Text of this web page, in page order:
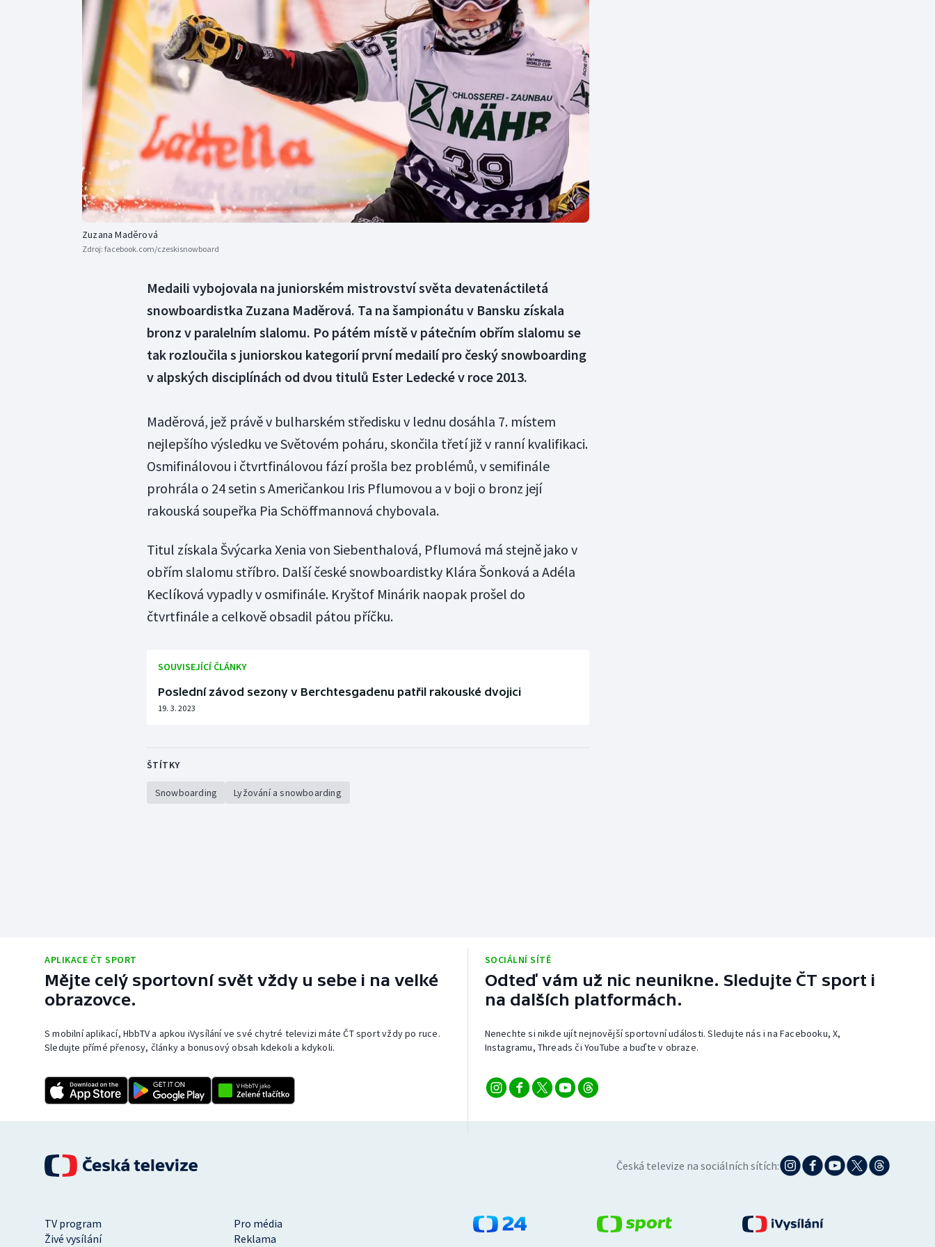
Dostihy
Florbal
Golf
Gymnastika
Moderní pětiboj
Motorsport
Olympijské hry
Parasport
Plavání
Plážový volejbal
Triatlon
Veslování
Vodní slalom
Volejbal
Ostatní
Zuzana Maděrová
Zdroj: facebook.com/czeskisnowboard
Medaili vybojovala na juniorském mistrovství světa devatenáctiletá
snowboardistka Zuzana Maděrová. Ta na šampionátu v Bansku získala
bronz v paralelním slalomu. Po pátém místě v pátečním obřím slalomu se
tak rozloučila s juniorskou kategorií první medailí pro český snowboarding
v alpských disciplínách od dvou titulů Ester Ledecké v roce 2013.
Maděrová, jež právě v bulharském středisku v lednu dosáhla 7. místem
nejlepšího výsledku ve Světovém poháru, skončila třetí již v ranní kvalifikaci.
Osmifinálovou i čtvrtfinálovou fází prošla bez problémů, v semifinále
prohrála o 24 setin s Američankou Iris Pflumovou a v boji o bronz její
rakouská soupeřka Pia Schöffmannová chybovala.
Titul získala Švýcarka Xenia von Siebenthalová, Pflumová má stejně jako v
obřím slalomu stříbro. Další české snowboardistky Klára Šonková a Adéla
Keclíková vypadly v osmifinále. Kryštof Minárik naopak prošel do
čtvrtfinále a celkově obsadil pátou příčku.
SOUVISEJÍCÍ ČLÁNKY
Poslední závod sezony v Berchtesgadenu patřil rakouské dvojici
19. 3. 2023
ŠTÍTKY
Snowboarding Lyžování a snowboarding
APLIKACE ČT SPORT
Mějte celý sportovní svět vždy u sebe i na velké
obrazovce.
S mobilní aplikací, HbbTV a apkou iVysílání ve své chytré televizi máte ČT sport vždy po ruce.
Sledujte přímé přenosy, články a bonusový obsah kdekoli a kdykoli.
SOCIÁLNÍ SÍTĚ
Odteď vám už nic neunikne. Sledujte ČT sport i
na dalších platformách.
Nenechte si nikde ujít nejnovější sportovní události. Sledujte nás i na Facebooku, X,
Instagramu, Threads či YouTube a buďte v obraze.
Česká televize na sociálních sítích:
TV program
Pro média
Živé vysílání
Reklama